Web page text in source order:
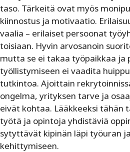
taso. Tärkeitä ovat myös
kiinnostus ja motivaatio.
vaalia – erilaiset persoonat
toisiaan. Hyvin arvosanoin
mutta se ei takaa työpaikkaa ja
työllistymiseen ei vaadita
tutkintoa. Ajoittain
ongelma, yrityksen tarve ja
eivät kohtaa. Lääkkeeksi tähän
työtä ja opintoja yhdistäviä
sytyttävät kipinän läpi työuran
kehittymiseen.